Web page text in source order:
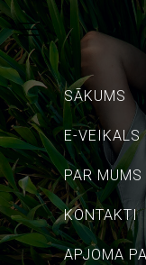
SĀKUMS
E-VEIKALS
PAR MUMS
KONTAKTI
APJOMA